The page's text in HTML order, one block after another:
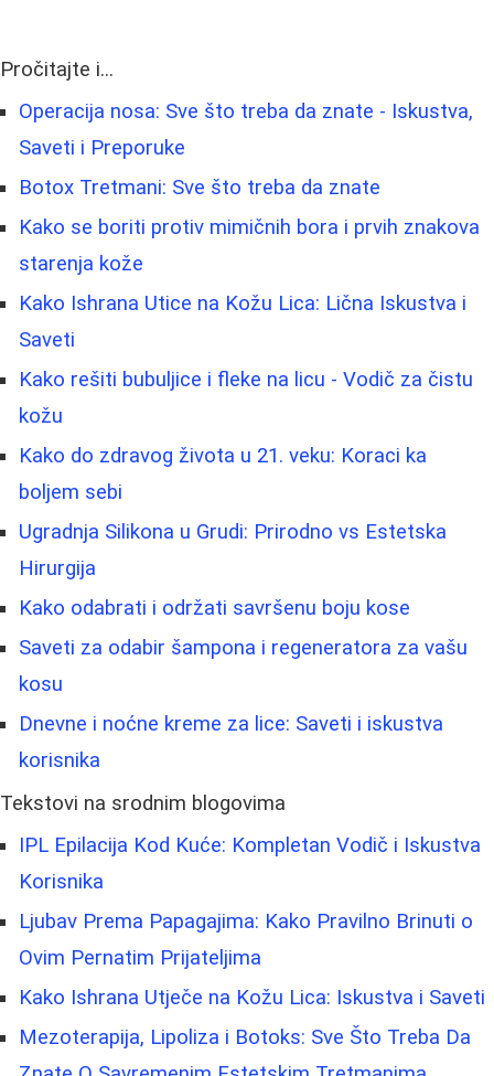
Pročitajte i...
Operacija nosa: Sve što treba da znate - Iskustva,
Saveti i Preporuke
Botox Tretmani: Sve što treba da znate
Kako se boriti protiv mimičnih bora i prvih znakova
starenja kože
Kako Ishrana Utice na Kožu Lica: Lična Iskustva i
Saveti
Kako rešiti bubuljice i fleke na licu - Vodič za čistu
kožu
Kako do zdravog života u 21. veku: Koraci ka
boljem sebi
Ugradnja Silikona u Grudi: Prirodno vs Estetska
Hirurgija
Kako odabrati i održati savršenu boju kose
Saveti za odabir šampona i regeneratora za vašu
kosu
Dnevne i noćne kreme za lice: Saveti i iskustva
korisnika
Tekstovi na srodnim blogovima
IPL Epilacija Kod Kuće: Kompletan Vodič i Iskustva
Korisnika
Ljubav Prema Papagajima: Kako Pravilno Brinuti o
Ovim Pernatim Prijateljima
Kako Ishrana Utječe na Kožu Lica: Iskustva i Saveti
Mezoterapija, Lipoliza i Botoks: Sve Što Treba Da